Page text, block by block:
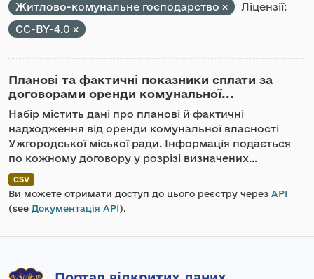
Житлово-комунальне господарство
Ліцензії:
CC-BY-4.0
Планові та фактичні показники сплати за
договорами оренди комунальної...
Набір містить дані про планові й фактичні
надходження від оренди комунальної власності
Ужгородської міської ради. Інформація подається
по кожному договору у розрізі визначених...
CSV
Ви можете отримати доступ до цього реєстру через API
(see Документація API).